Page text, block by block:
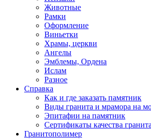
Животные
Рамки
Оформление
Виньетки
Храмы, церкви
Ангелы
Эмблемы, Ордена
Ислам
Разное
Справка
Как и где заказать памятник
Виды гранита и мрамора на
Эпитафии на памятник
Сертификаты качества
Гранитополимер